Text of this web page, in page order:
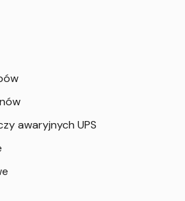
awaryjnych UPS